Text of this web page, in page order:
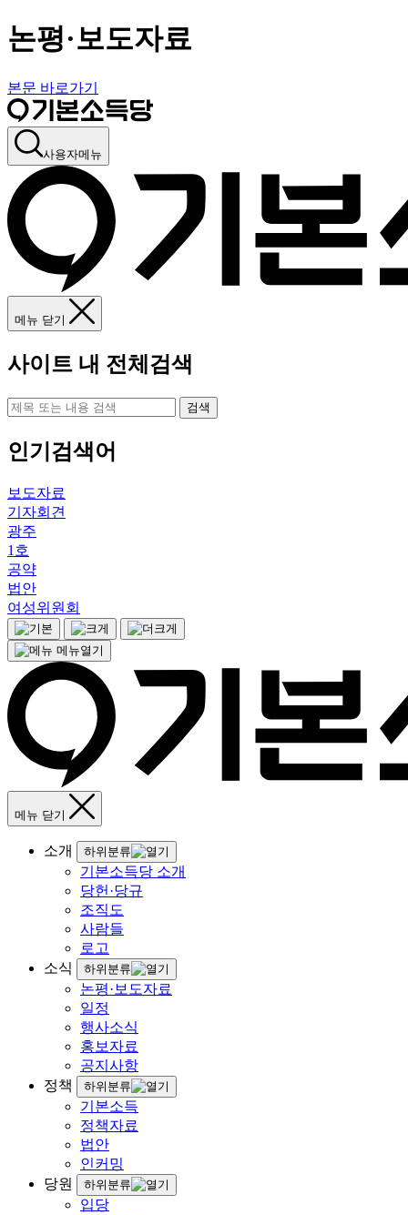
논평·보도자료
본문 바로가기
사용자메뉴
메뉴 닫기
사이트 내 전체검색
검색
인기검색어
보도자료
기자회견
광주
1호
공약
법안
여성위원회
메뉴열기
메뉴 닫기
소개 하위분류
기본소득당 소개
당헌·당규
조직도
사람들
로고
소식
하위분류
논평·보도자료
일정
행사소식
홍보자료
공지사항
정책
하위분류
기본소득
정책자료
법안
인커밍
당원
하위분류
입당